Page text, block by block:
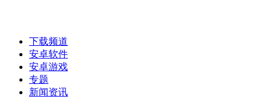
下载频道
安卓软件
安卓游戏
专题
新闻资讯